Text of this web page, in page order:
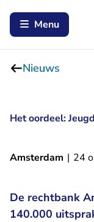
Menu
Nieuws
Het oordeel:
Amsterdam | 24
De rechtbank
140.000